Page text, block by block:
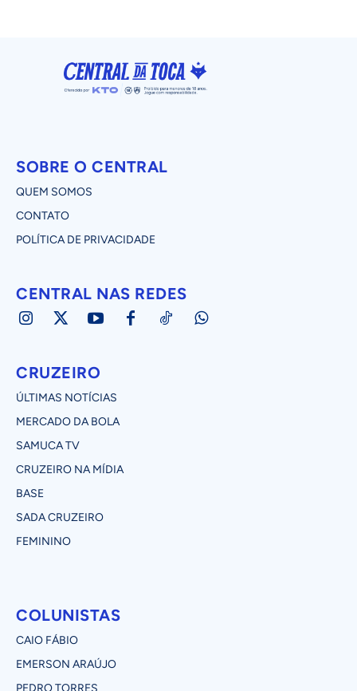
SOBRE O CENTRAL
QUEM SOMOS
CONTATO
POLÍTICA DE PRIVACIDADE
CENTRAL NAS REDES
CRUZEIRO
ÚLTIMAS NOTÍCIAS
MERCADO DA BOLA
SAMUCA TV
CRUZEIRO NA MÍDIA
BASE
SADA CRUZEIRO
FEMININO
COLUNISTAS
CAIO FÁBIO
EMERSON ARAÚJO